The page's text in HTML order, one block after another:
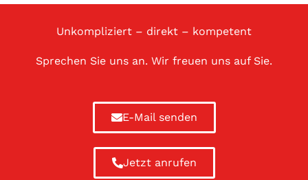
Unkompliziert – direkt – kompetent
Sprechen Sie uns an. Wir freuen uns auf Sie.
E-Mail senden
Jetzt anrufen